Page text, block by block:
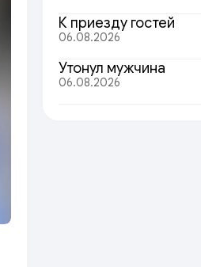
К приезду гостей
06.08.2026
Утонул мужчина
06.08.2026